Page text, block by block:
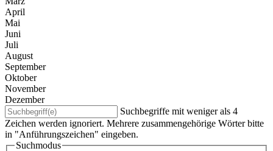
April
Mai
Juni
Juli
August
September
Oktober
November
Dezember
Suchbegriffe mit weniger als 4
Zeichen werden ignoriert. Mehrere zusammengehörige Wörter bitte
in "Anführungszeichen" eingeben.
Suchmodus